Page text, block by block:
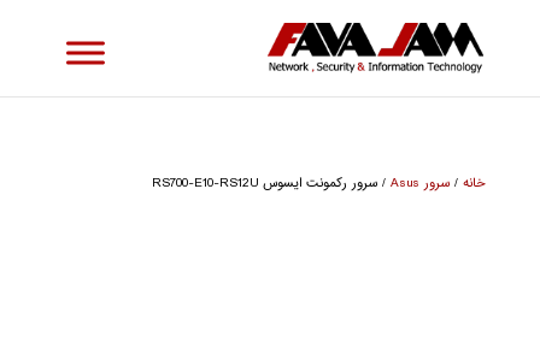
خانه/ سرور Asus / سرور رکمونت ایسوس RS700-E10-RS12U